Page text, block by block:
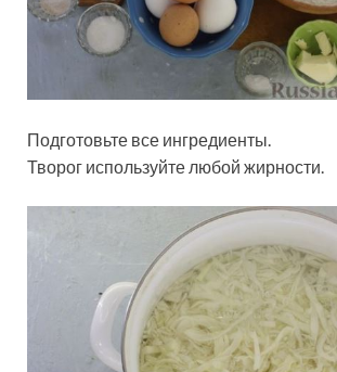
Подготовьте все ингредиенты.
Творог используйте любой жирности.